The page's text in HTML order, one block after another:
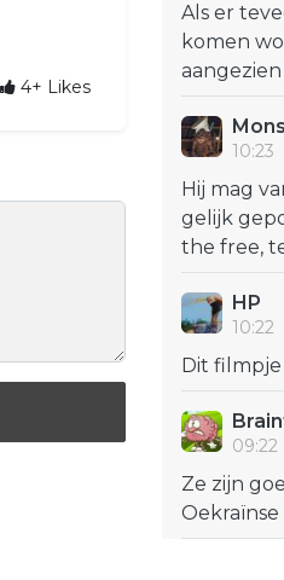
4+ Likes
Als er
komen
10:23
Hij mag
gelijk
the free,
HP
10:22
Dit filmpje
09:22
Ze zijn